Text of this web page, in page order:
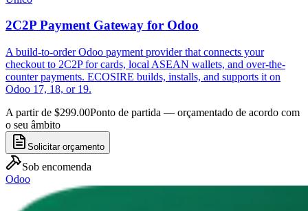
2C2P Payment Gateway for Odoo
A build-to-order Odoo payment provider that connects your
checkout to 2C2P for cards, local ASEAN wallets, and over-the-
counter payments. ECOSIRE builds, installs, and supports it on
Odoo 17, 18, or 19.
A partir de $299.00Ponto de partida — orçamentado de acordo com
o seu âmbito
Solicitar orçamento
Sob encomenda
Odoo